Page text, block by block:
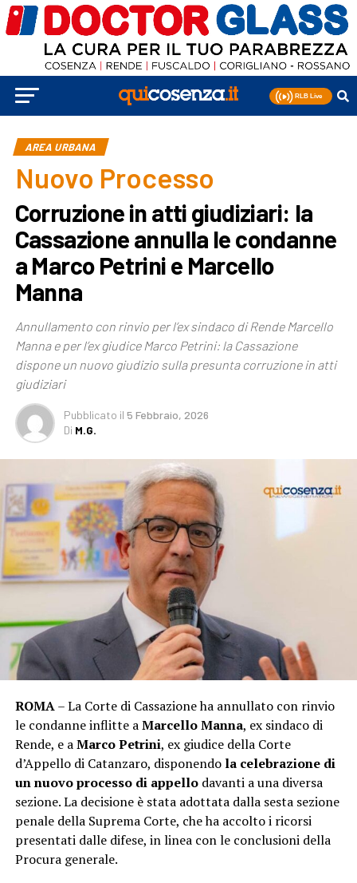
AREA URBANA
Nuovo Processo
Corruzione in atti giudiziari: la
Cassazione annulla le condanne
a Marco Petrini e Marcello
Manna
Annullamento con rinvio per l’ex sindaco di Rende Marcello
Manna e per l’ex giudice Marco Petrini: la Cassazione
dispone un nuovo giudizio sulla presunta corruzione in atti
giudiziari
Pubblicato il 5 Febbraio, 2026
Di M.G.
ROMA– La Corte di Cassazione ha annullato con rinvio
le condanne inflitte aMarcello Manna, ex sindaco di
Rende, e aMarco Petrini, ex giudice della Corte
d’Appello di Catanzaro, disponendo la celebrazione di
un nuovo processo di appellodavanti a una diversa
sezione. La decisione è stata adottata dalla sesta sezione
penale della Suprema Corte, che ha accolto i ricorsi
presentati dalle difese, in linea con le conclusioni della
Procura generale.